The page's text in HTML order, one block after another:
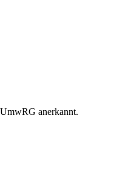
anerkannt.